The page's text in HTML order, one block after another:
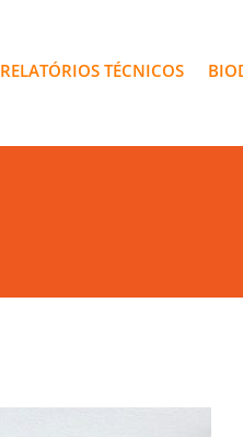
RELATÓRIOS TÉCNICOS